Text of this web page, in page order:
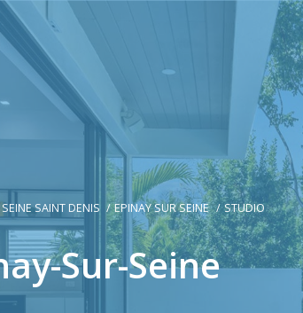
SEINE SAINT DENIS EPINAY SUR SEINE STUDIO
Sur-Seine